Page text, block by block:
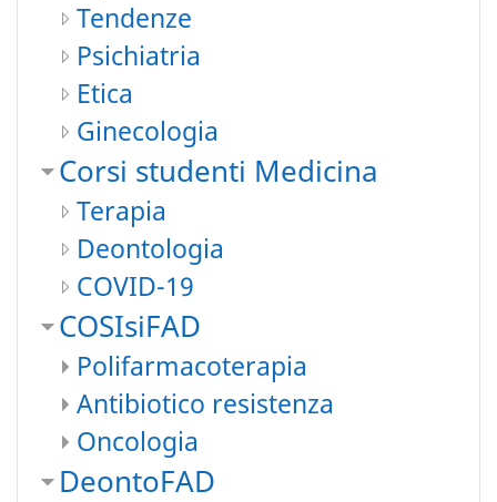
Tendenze
Psichiatria
Etica
Ginecologia
Corsi studenti Medicina
Terapia
Deontologia
COVID-19
COSIsiFAD
Polifarmacoterapia
Antibiotico resistenza
Oncologia
DeontoFAD